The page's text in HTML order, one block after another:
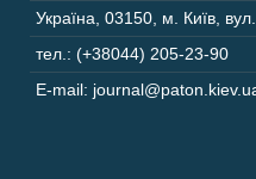
Україна 03150 м. Київ,
тел.: (+38044) 205-23-90
E-mail: